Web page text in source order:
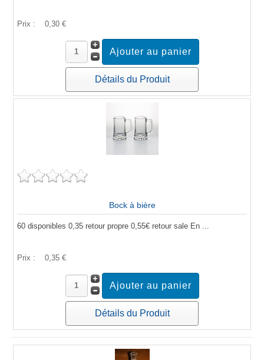
Prix : 0,30 €
Détails du Produit
Bock à bière
60 disponibles 0,35 retour propre 0,55€ retour sale En ...
Prix : 0,35 €
Détails du Produit